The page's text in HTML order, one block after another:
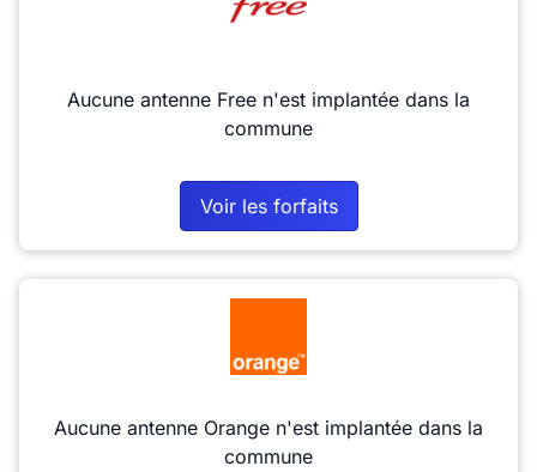
Aucune antenne Free n'est implantée dans la
commune
Voir les forfaits
Aucune antenne Orange n'est implantée dans la
commune